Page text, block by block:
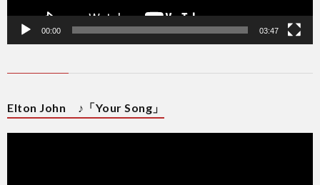
00:00 03:47
Elton John ♪「Your Song」
動